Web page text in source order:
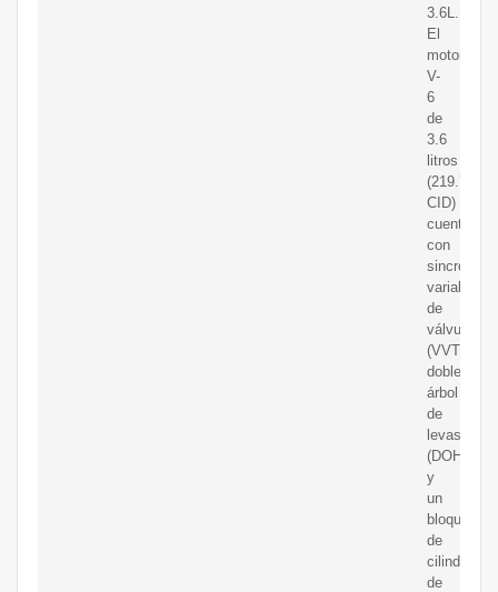
3.6L.
El
motor
V-
6
de
3.6
litros
(219.7
CID)
cuenta
con
variable
de
válvulas
(VVT),
doble
árbol
de
levas
(DOHC)
y
un
bloque
de
cilindros
de